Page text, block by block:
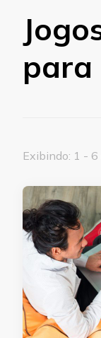
para
Exibindo: 1 - 6